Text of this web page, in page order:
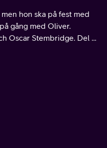
hon ska på fest med
gång med Oliver.
Oscar Stembridge. Del 4